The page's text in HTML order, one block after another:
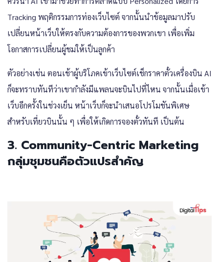
Tracking พฤติกรรมการท่องเว็บไซต์ จากนั้นนำข้อมูลมาปรับ
เปลี่ยนหน้าเว็บให้ตรงกับความต้องการของพวกเขา เพื่อเพิ่ม
โอกาสการเปลี่ยนผู้ชมให้เป็นลูกค้า
ตัวอย่างเช่น ตอนเช้าผู้บริโภคเข้าเว็บไซต์เช็กราคาตั๋วเครื่องบิน AI
ก็จะทราบทันทีว่าเขากำลังมีแพลนจะบินไปที่ไหน จากนั้นเมื่อเข้า
เว็บอีกครั้งในช่วงเย็น หน้าเว็บก็จะนำเสนอโปรโมชันพิเศษ
สำหรับเที่ยวบินนั้น ๆ เพื่อให้เกิดการจองตั๋วทันที เป็นต้น
3. Community-Centric Marketing
กลุ่มชุมชนคือตัวแปรสำคัญ